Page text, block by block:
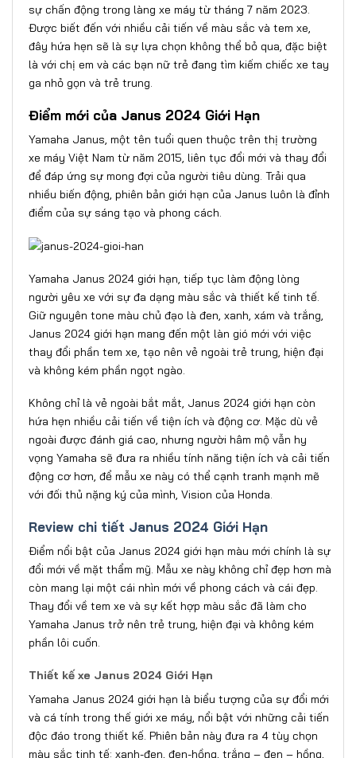
sự chấn động trong làng xe máy từ tháng 7 năm 2023.
Được biết đến với nhiều cải tiến về màu sắc và tem xe,
đây hứa hẹn sẽ là sự lựa chọn không thể bỏ qua, đặc biệt
là với chị em và các bạn nữ trẻ đang tìm kiếm chiếc xe tay
ga nhỏ gọn và trẻ trung.
Điểm mới của Janus 2024 Giới Hạn
Yamaha Janus, một tên tuổi quen thuộc trên thị trường
xe máy Việt Nam từ năm 2015, liên tục đổi mới và thay đổi
để đáp ứng sự mong đợi của người tiêu dùng. Trải qua
nhiều biến động, phiên bản giới hạn của Janus luôn là đỉnh
điểm của sự sáng tạo và phong cách.
Yamaha Janus 2024 giới hạn, tiếp tục làm động lòng
người yêu xe với sự đa dạng màu sắc và thiết kế tinh tế.
Giữ nguyên tone màu chủ đạo là đen, xanh, xám và trắng,
Janus 2024 giới hạn mang đến một làn gió mới với việc
thay đổi phần tem xe, tạo nên vẻ ngoài trẻ trung, hiện đại
và không kém phần ngọt ngào.
Không chỉ là vẻ ngoài bắt mắt, Janus 2024 giới hạn còn
hứa hẹn nhiều cải tiến về tiện ích và động cơ. Mặc dù vẻ
ngoài được đánh giá cao, nhưng người hâm mộ vẫn hy
vọng Yamaha sẽ đưa ra nhiều tính năng tiện ích và cải tiến
động cơ hơn, để mẫu xe này có thể cạnh tranh mạnh mẽ
với đối thủ nặng ký của mình, Vision của Honda.
Review chi tiết Janus 2024 Giới Hạn
Điểm nổi bật của Janus 2024 giới hạn màu mới chính là sự
đổi mới về mặt thẩm mỹ. Mẫu xe này không chỉ đẹp hơn mà
còn mang lại một cái nhìn mới về phong cách và cái đẹp.
Thay đổi về tem xe và sự kết hợp màu sắc đã làm cho
Yamaha Janus trở nên trẻ trung, hiện đại và không kém
phần lôi cuốn.
Thiết kế xe Janus 2024 Giới Hạn
Yamaha Janus 2024 giới hạn là biểu tượng của sự đổi mới
và cá tính trong thế giới xe máy, nổi bật với những cải tiến
độc đáo trong thiết kế. Phiên bản này đưa ra 4 tùy chọn
màu sắc tinh tế: xanh-đen, đen-hồng, trắng – đen – hồng,